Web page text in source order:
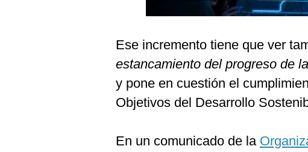
Ese incremento tiene que ver
estancamiento del progreso de
y pone en cuestión el
Objetivos del Desarrollo
En un comunicado de la